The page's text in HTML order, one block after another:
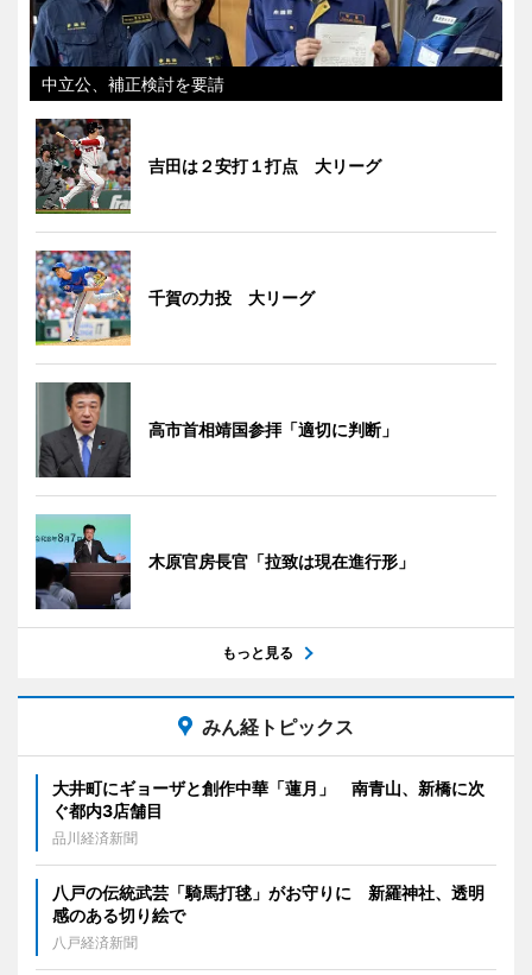
中立公、補正検討を要請
吉田は２安打１打点 大リーグ
千賀の力投 大リーグ
高市首相靖国参拝「適切に判断」
木原官房長官「拉致は現在進行形」
もっと見る
みん経トピックス
大井町にギョーザと創作中華「蓮月」 南青山、新橋に次
ぐ都内3店舗目
品川経済新聞
八戸の伝統武芸「騎馬打毬」がお守りに 新羅神社、透明
感のある切り絵で
八戸経済新聞